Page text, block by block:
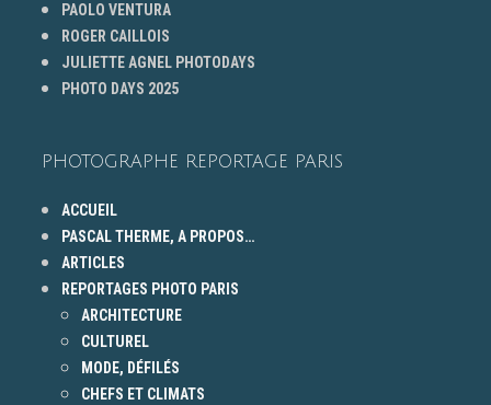
PAOLO VENTURA
ROGER CAILLOIS
JULIETTE AGNEL PHOTODAYS
PHOTO DAYS 2025
PHOTOGRAPHE REPORTAGE PARIS
ACCUEIL
PASCAL THERME, A PROPOS…
ARTICLES
REPORTAGES PHOTO PARIS
ARCHITECTURE
CULTUREL
MODE, DÉFILÉS
CHEFS ET CLIMATS